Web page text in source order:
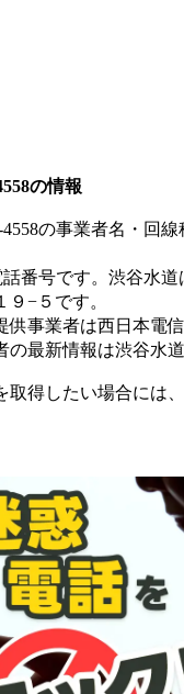
の情報
の事業者名・回
番号です。 渋谷水道
９−５ です。
供事業者は西日本電
の最新情報は渋谷水道
取得したい場合には、